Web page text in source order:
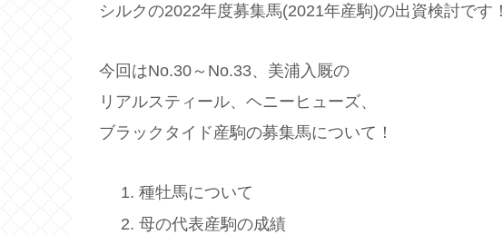
シルクの2022年度募集馬(2021年産駒)の出資検討です！
今回はNo.30～No.33、美浦入厩の
リアルスティール、ヘニーヒューズ、
ブラックタイド産駒の募集馬について！
種牡馬について
母の代表産駒の成績